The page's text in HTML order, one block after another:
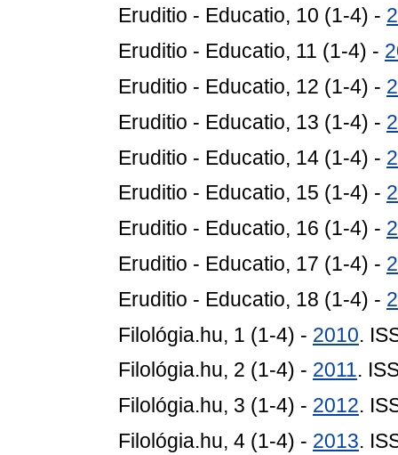
Eruditio - Educatio, 10 (1-4) -
Eruditio - Educatio, 11 (1-4) -
Eruditio - Educatio, 12 (1-4) -
Eruditio - Educatio, 13 (1-4) -
Eruditio - Educatio, 14 (1-4) -
Eruditio - Educatio, 15 (1-4) -
Eruditio - Educatio, 16 (1-4) -
Eruditio - Educatio, 17 (1-4) -
Eruditio - Educatio, 18 (1-4) -
Filológia.hu, 1 (1-4) - 2010.
Filológia.hu, 2 (1-4) - 2011.
Filológia.hu, 3 (1-4) - 2012.
Filológia.hu, 4 (1-4) - 2013.